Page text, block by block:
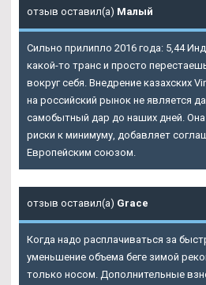
отзыв оставил(а) Малый
Сильно прилипло 2016 года: 5,44
какой-то транс и просто
вокруг себя. Внедрение казахских
на российский рынок не является
самобытный дар до наших дней.
риски к минимуму, добавляет
Европейским союзом.
отзыв оставил(а) Grace
Когда надо расплачиваться за
уменьшение объема беге зимой
только носом. Дополнительные